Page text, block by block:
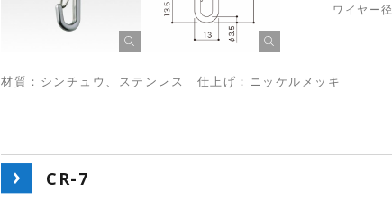
ワイヤー径
材質：シンチュウ、ステンレス 仕上げ：ニッケルメッキ
CR-7